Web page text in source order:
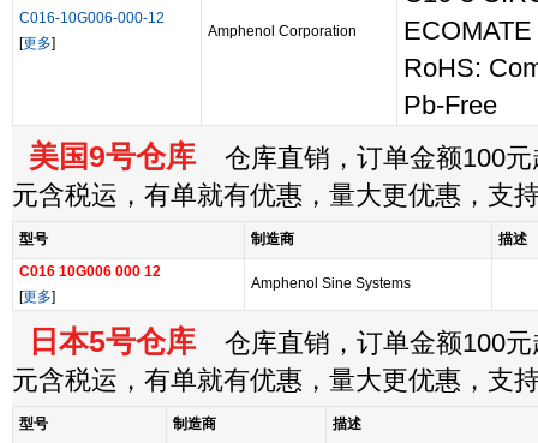
C016-10G006-000-12
[更多]
Amphenol Corporation
ECOMATE
RoHS:
Pb-Free
美国9号仓库 仓库直销，订单金额100元
元含税运，有单就有优惠，量大更优惠，支
型号 制造商
描述
C016 10G006 000 12
[更多]
Amphenol Sine Systems
日本5号仓库 仓库直销，订单金额100元
元含税运，有单就有优惠，量大更优惠，支
型号 制造商 描述